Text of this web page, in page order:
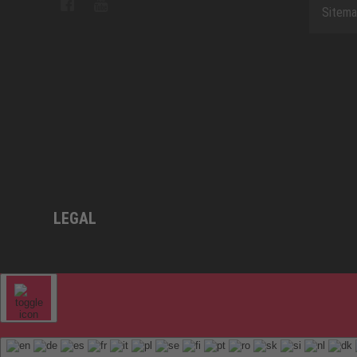
LEGAL